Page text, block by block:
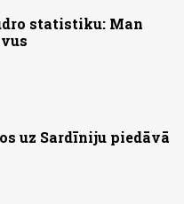
statistiku: Man
uz Sardīniju piedāvā